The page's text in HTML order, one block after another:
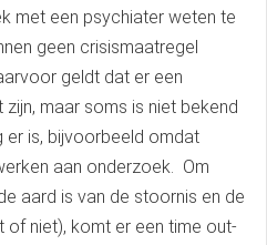
met een psychiater weten te
geen crisismaatregel
geldt dat er een
maar soms is niet bekend
er is, bijvoorbeeld omdat
aan onderzoek. Om
aard is van de stoornis en de
of niet), komt er een time out-